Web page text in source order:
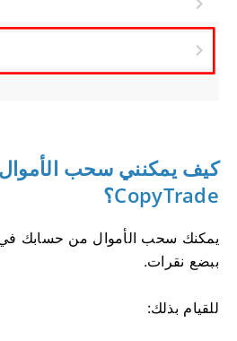
CopyTrade؟
ببضع نقرات.
للقيام بذلك: